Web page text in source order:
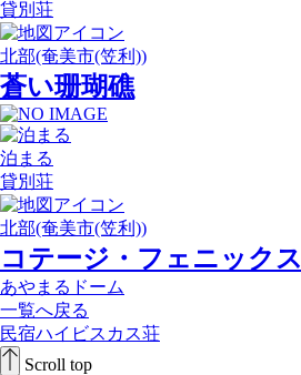
貸別荘
北部(奄美市(笠利))
蒼い珊瑚礁
泊まる
貸別荘
北部(奄美市(笠利))
コテージ・フェニックス
あやまるドーム
一覧へ戻る
民宿ハイビスカス荘
Scroll top